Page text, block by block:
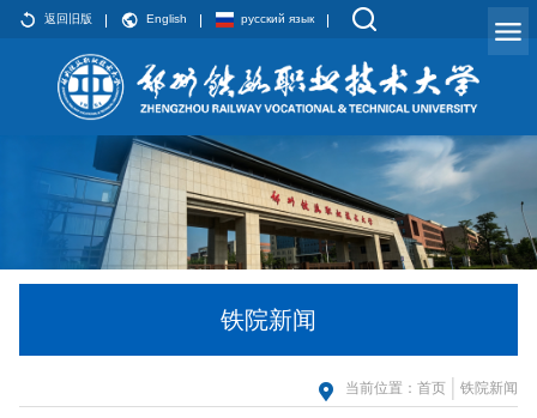
返回旧版 English русский язык
铁院新闻
当前位置： 首页 铁院新闻